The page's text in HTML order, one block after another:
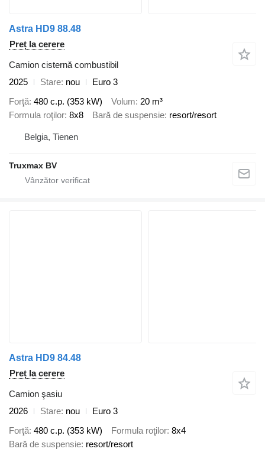
Astra HD9 88.48
Preț la cerere
Camion cisternă combustibil
2025
Stare nou
Euro 3
Forţă 480 c.p. (353 kW) Volum 20 m³
Formula roţilor 8x8 Bară de suspensie resort/resort
Belgia, Tienen
Truxmax BV
Astra HD9 84.48
Preț la cerere
Camion şasiu
2026
Stare nou
Euro 3
Forţă 480 c.p. (353 kW) Formula roţilor 8x4
Bară de suspensie resort/resort